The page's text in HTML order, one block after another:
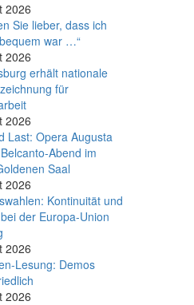
2026
Sie lieber, dass ich
war …“
2026
erhält nationale
für
2026
Last: Opera Augusta
Abend im
Saal
2026
Kontinuität und
der Europa-Union
2026
Lesung: Demos
2026